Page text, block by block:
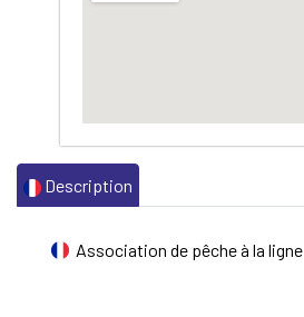
Description
Association de pêche à la ligne